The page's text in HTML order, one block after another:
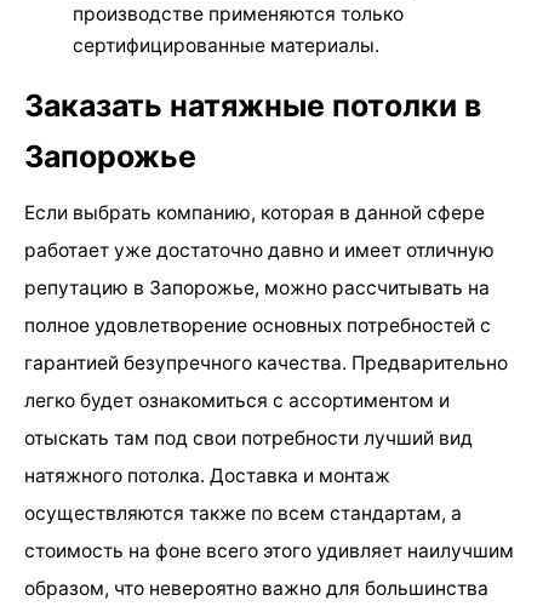
производстве применяются только
сертифицированные материалы.
Заказать натяжные потолки в
Запорожье
Если выбрать компанию, которая в данной сфере
работает уже достаточно давно и имеет отличную
репутацию в Запорожье, можно рассчитывать на
полное удовлетворение основных потребностей с
гарантией безупречного качества. Предварительно
легко будет ознакомиться с ассортиментом и
отыскать там под свои потребности лучший вид
натяжного потолка. Доставка и монтаж
осуществляются также по всем стандартам, а
стоимость на фоне всего этого удивляет наилучшим
образом, что невероятно важно для большинства